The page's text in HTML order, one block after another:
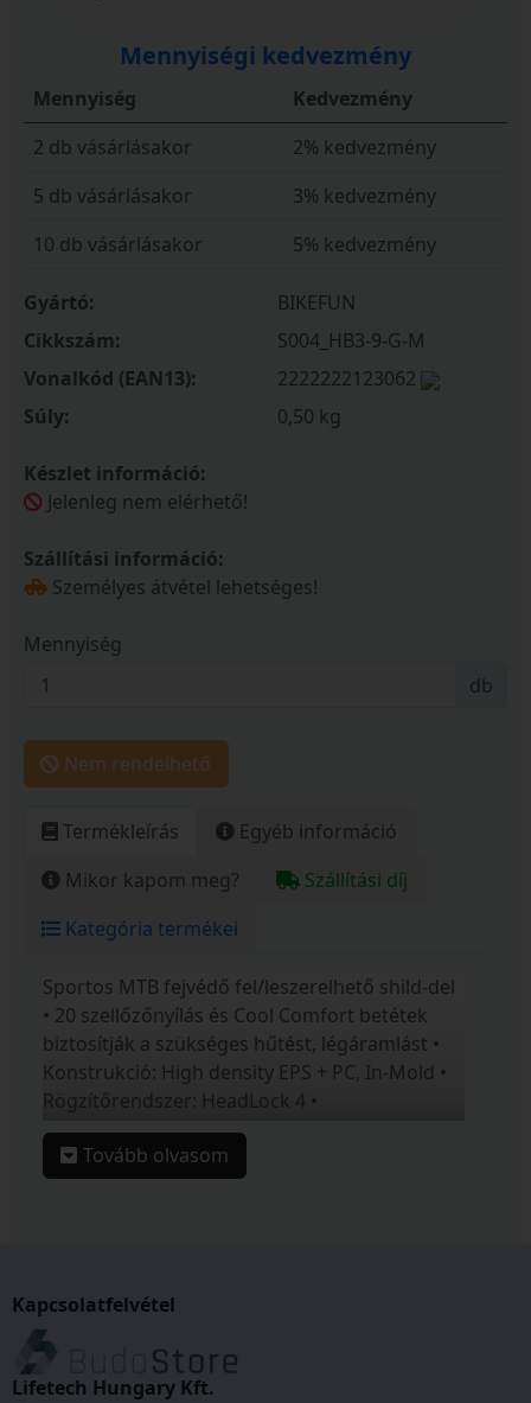
Mennyiségi kedvezmény
Mennyiség
Kedvezmény
2 db vásárlásakor
2% kedvezmény
5 db vásárlásakor
3% kedvezmény
10 db vásárlásakor
5% kedvezmény
Gyártó:
BIKEFUN
Cikkszám:
S004_HB3-9-G-M
Vonalkód (EAN13):
2222222123062
Súly:
0,50 kg
Készlet információ:
Jelenleg nem elérhető!
Szállítási információ:
Személyes átvétel lehetséges!
Mennyiség
db
Nem rendelhető
Termékleírás
Egyéb információ
Mikor kapom meg?
Szállítási díj
Kategória termékei
Sportos MTB fejvédő fel/leszerelhető shild-del
• 20 szellőzőnyílás és Cool Comfort betétek
biztosítják a szükséges hűtést, légáramlást •
Konstrukció: High density EPS + PC, In-Mold •
Rögzítőrendszer: HeadLock 4 •
Szellőzőnyílások: 20 • Méretek: M (55-58 cm) és
L (58-61 cm) • Tömeg: 250 g
https://www.mozgasvilag.hu/kerekpar/hirek/bikefun-
fejvedok
Tovább olvasom
Kapcsolatfelvétel
Lifetech Hungary Kft.